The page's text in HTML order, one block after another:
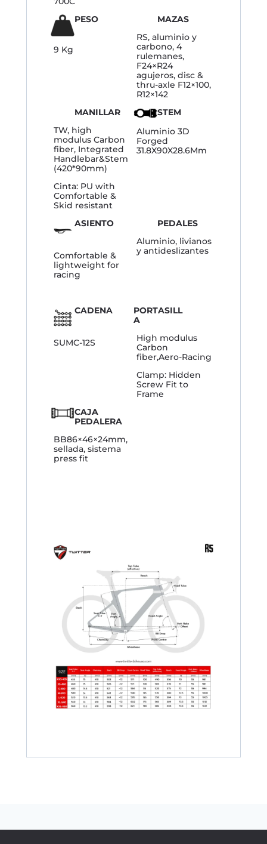
PESO
9 Kg
MAZAS
RS, aluminio y
carbono, 4
rulemanes,
F24×R24
agujeros, disc &
thru-axle F12×100,
R12×142
MANILLAR
TW, high
modulus Carbon
fiber, Integrated
Handlebar&Stem
(420*90mm)
Cinta: PU with
Comfortable &
Skid resistant
STEM
Aluminio 3D
Forged
31.8X90X28.6Mm
ASIENTO
Comfortable &
lightweight for
racing
PEDALES
Aluminio, livianos
y antideslizantes
CADENA
SUMC-12S
PORTASILL
A
High modulus
Carbon
fiber,Aero-Racing
Clamp: Hidden
Screw Fit to
Frame
CAJA
PEDALERA
BB86×46×24mm,
sellada, sistema
press fit